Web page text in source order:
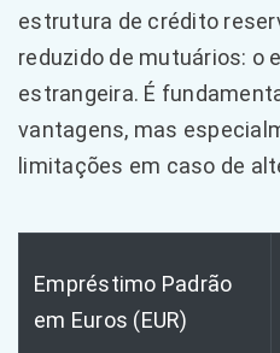
estrutura de crédito
reduzido de mutuários: o
estrangeira. É
vantagens, mas
limitações em caso de
Empréstimo Padrão
em Euros (EUR)